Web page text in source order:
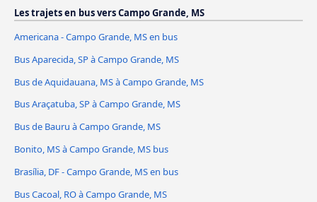
Les trajets en bus vers Campo Grande, MS
Americana - Campo Grande, MS en bus
Bus Aparecida, SP à Campo Grande, MS
Bus de Aquidauana, MS à Campo Grande, MS
Bus Araçatuba, SP à Campo Grande, MS
Bus de Bauru à Campo Grande, MS
Bonito, MS à Campo Grande, MS bus
Brasília, DF - Campo Grande, MS en bus
Bus Cacoal, RO à Campo Grande, MS